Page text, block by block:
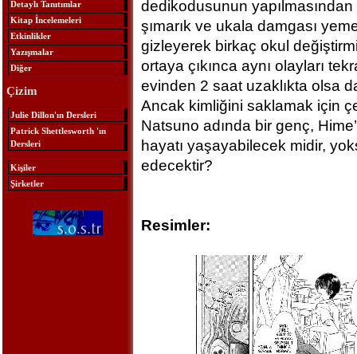
Detaylı Tanıtımlar
Kitap İncelemeleri
Etkinlikler
Yazışmalar
Diğer
Çizim
Julie Dillon'ın Dersleri
Patrick Shettlesworth 'ın
Dersleri
Kişiler
Şirketler
dedikodusunun
şımarık ve ukala damgası
gizleyerek birkaç okul
ortaya çıkınca aynı olayları
evinden 2 saat uzaklıkta olsa
Ancak kimliğini saklamak için
Natsuno adında bir genç,
hayatı yaşayabilecek midir,
edecektir?
Resimler: